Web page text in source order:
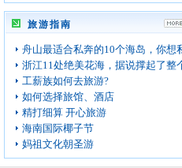
旅游指南
舟山最适合私奔的10个海岛，你想
浙江11处绝美花海，据说撑起了整
工薪族如何去旅游?
如何选择旅馆、酒店
精打细算 开心旅游
海南国际椰子节
妈祖文化朝圣游